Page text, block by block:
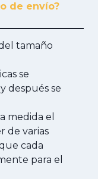
de envío?
tamaño
se
después se
medida el
de varias
cada
para el